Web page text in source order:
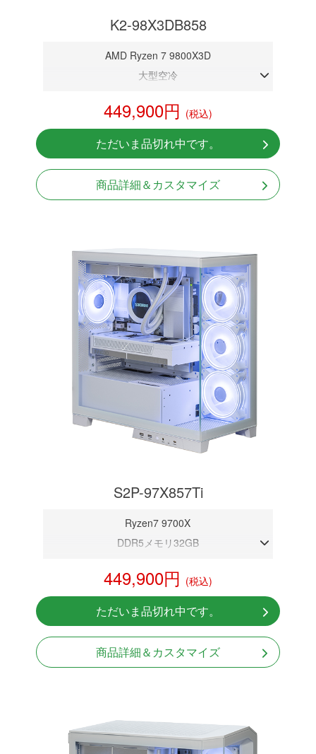
K2-98X3DB858
AMD Ryzen 7 9800X3D
大型空冷
RTX 5080 16GB
NVMeSSD 1TB
Windows11 Home 64bit
449,900円 (税込)
ただいま品切れ中です。
商品詳細＆カスタマイズ
S2P-97X857Ti
Ryzen7 9700X
DDR5メモリ32GB
NVMeSSD 1TB
無線LAN Bluetooth対応
Windows11 Home 64bit
449,900円 (税込)
ただいま品切れ中です。
商品詳細＆カスタマイズ